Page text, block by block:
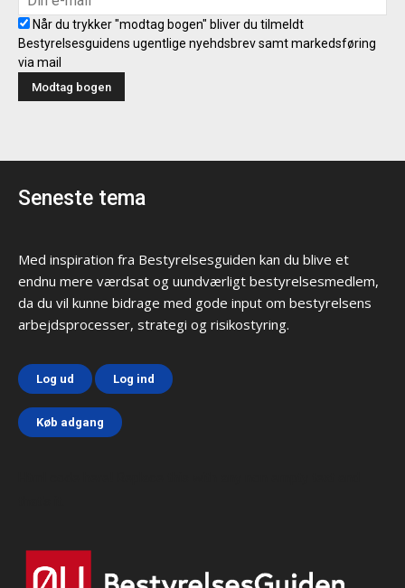
Når du trykker "modtag bogen" bliver du tilmeldt
Bestyrelsesguidens ugentlige nyehdsbrev samt markedsføring
via mail
Seneste tema
Med inspiration fra Bestyrelsesguiden kan du blive et
endnu mere værdsat og uundværligt bestyrelsesmedlem,
da du vil kunne bidrage med gode input om bestyrelsens
arbejdsprocesser, strategi og risikostyring.
Log ud Log ind
Køb adgang